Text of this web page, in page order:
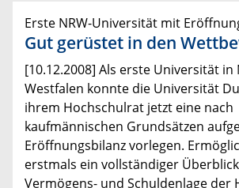
Erste NRW-Universität mit
Gut gerüstet in den
[10.12.2008] Als erste Universität
Westfalen konnte die Universität
ihrem Hochschulrat jetzt eine nach
kaufmännischen Grundsätzen
Eröffnungsbilanz vorlegen.
erstmals ein vollständiger
Vermögens- und Schuldenlage der